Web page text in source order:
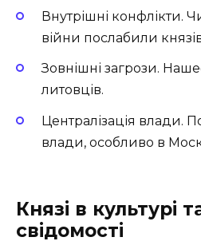
Внутрішні конфлікти.
війни послабили
Зовнішні загрози.
литовців.
Централізація влади.
влади, особливо в
Князі в культурі
свідомості